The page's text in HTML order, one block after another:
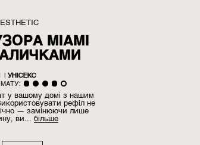
MIAMI
|УНІСЕКС
у вашому домі з нашим
рефіл не
— замінюючи лише
ви...більше